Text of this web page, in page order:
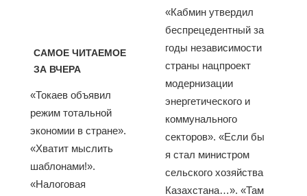
САМОЕ ЧИТАЕМОЕ
ЗА ВЧЕРА
«Токаев объявил
режим тотальной
экономии в стране».
«Хватит мыслить
шаблонами!».
«Налоговая
«Кабмин утвердил
беспрецедентный за
годы независимости
страны нацпроект
модернизации
энергетического и
коммунального
секторов». «Если бы
я стал министром
сельского хозяйства
Казахстана…». «Там